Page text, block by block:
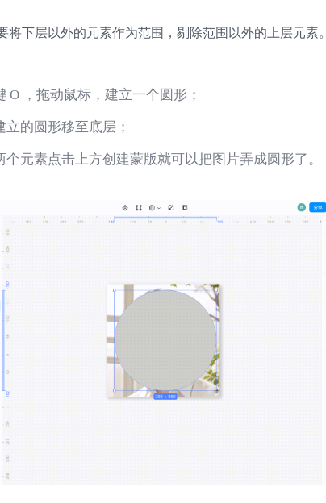
将下层以外的元素作为范围，剔除范围以外的上层元素
O ，拖动鼠标，建立一个圆形；
立的圆形移至底层；
个元素点击上方创建蒙版就可以把图片弄成圆形了。